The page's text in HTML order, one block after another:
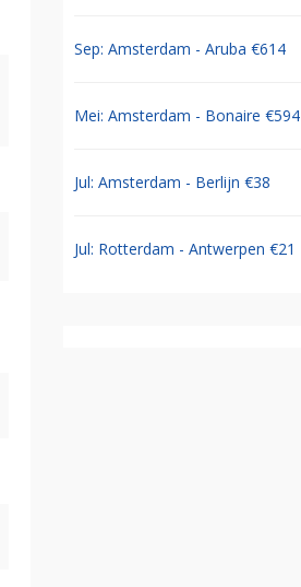
Sep: Amsterdam - Aruba €614
Mei: Amsterdam - Bonaire €594
Jul: Amsterdam - Berlijn €38
Jul: Rotterdam - Antwerpen €21